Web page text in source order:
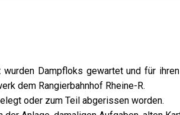
wurden Dampfloks gewartet und für
dem Rangierbahnhof Rheine-R.
oder zum Teil abgerissen worden.